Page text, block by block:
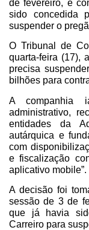
de fevereiro, e
sido concedida
suspender o
O Tribunal de
quarta-feira (17),
precisa
bilhões para
A companhia
administrativo,
entidades da
autárquica e
com
e fiscalização
aplicativo mobile”.
A decisão foi
sessão de 3 de
que já havia
Carreiro para